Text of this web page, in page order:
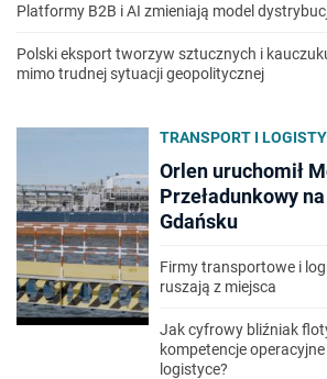
Platformy B2B i AI zmieniają model
Polski eksport tworzyw sztucznych i
mimo trudnej sytuacji geopolitycznej
TRANSPORT I
Orlen uruchomił
Przeładunkowy
Gdańsku
Firmy transportowe i
ruszają z miejsca
Jak cyfrowy bliźniak
kompetencje
logistyce?